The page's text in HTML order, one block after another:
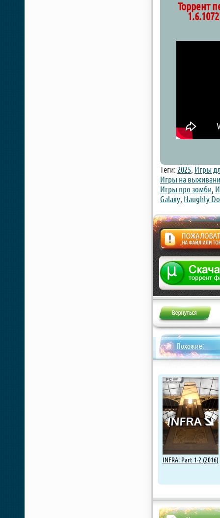
Торрент
Теги: 2025, Игры
Игры на
Игры про зомби,
Galaxy, Naughty
Жалоба
Похожие:
INFRA: Part 1-2 (2016)